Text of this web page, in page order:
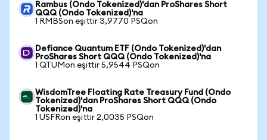
Rambus (Ondo Tokenized)'dan ProShares Short
QQQ (Ondo Tokenized)'na
1 RMBSon eşittir 3,9770 PSQon
Defiance Quantum ETF (Ondo Tokenized)'dan
ProShares Short QQQ (Ondo Tokenized)'na
1 QTUMon eşittir 5,9544 PSQon
WisdomTree Floating Rate Treasury Fund (Ondo
Tokenized)'dan ProShares Short QQQ (Ondo
Tokenized)'na
1 USFRon eşittir 2,0035 PSQon